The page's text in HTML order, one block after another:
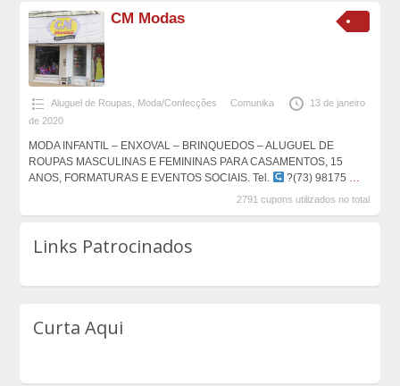
CM Modas
Aluguel de Roupas Moda/Confecções Comunika
13 de janeiro
de 2020
MODA INFANTIL – ENXOVAL – BRINQUEDOS – ALUGUEL DE
ROUPAS MASCULINAS E FEMININAS PARA CASAMENTOS, 15
ANOS, FORMATURAS E EVENTOS SOCIAIS. Tel.
?(73) 98175 …
2791 cupons utilizados no total
Links Patrocinados
Curta Aqui